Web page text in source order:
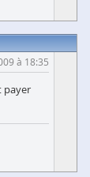
à 18:35
payer